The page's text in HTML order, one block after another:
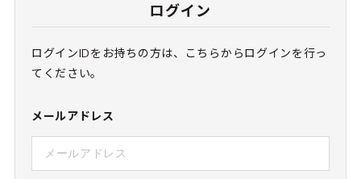
ログイン
ログインIDをお持ちの方は、こちらからログインを行っ
てください。
メールアドレス